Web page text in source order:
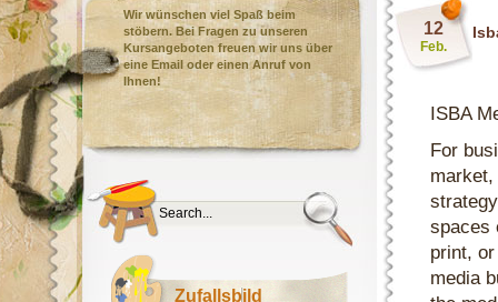
Wir wünschen viel Spaß beim
stöbern. Bei Fragen zu unseren
Kursangeboten freuen wir uns über
eine Email oder einen Anruf von
Ihnen!
Zufallsbild
12
Feb.
ISBA
For
spaces
print,
media